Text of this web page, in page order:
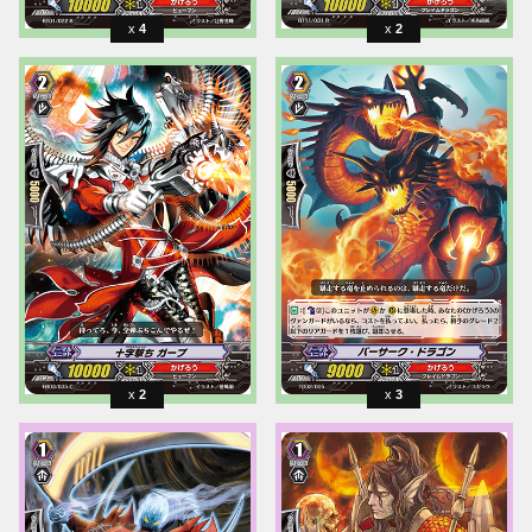
4 2
2 3